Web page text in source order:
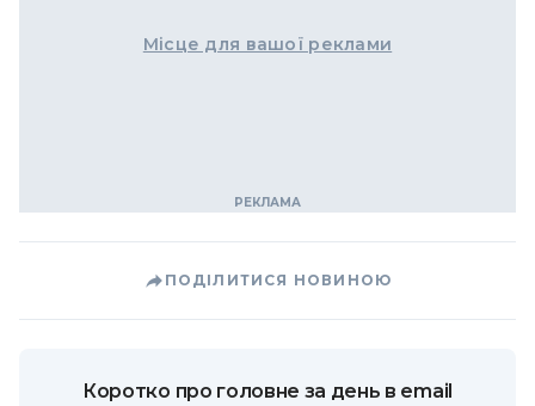
Місце для вашої реклами
ПОДІЛИТИСЯ НОВИНОЮ
Коротко про головне за день в email